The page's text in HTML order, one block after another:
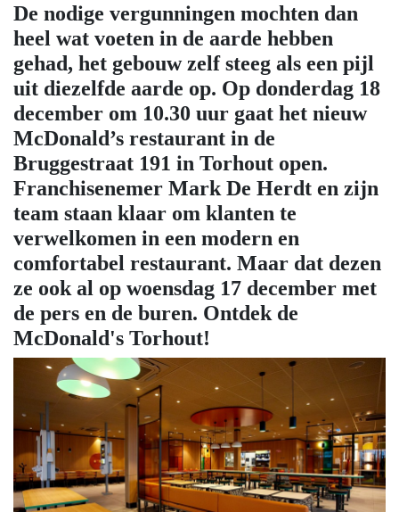
De nodige vergunningen mochten dan
heel wat voeten in de aarde hebben
gehad, het gebouw zelf steeg als een pijl
uit diezelfde aarde op. Op donderdag 18
december om 10.30 uur gaat het nieuw
McDonald’s restaurant in de
Bruggestraat 191 in Torhout open.
Franchisenemer Mark De Herdt en zijn
team staan klaar om klanten te
verwelkomen in een modern en
comfortabel restaurant. Maar dat dezen
ze ook al op woensdag 17 december met
de pers en de buren. Ontdek de
McDonald's Torhout!